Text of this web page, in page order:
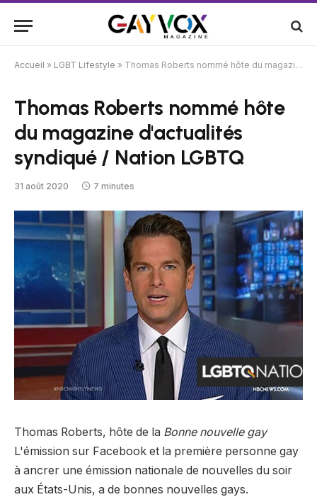
Accueil » LGBT Lifestyle » Thomas Roberts nommé hôte du magazine d'actualités syndiqué / Nation LGBTQ
Thomas Roberts nommé hôte
du magazine d'actualités
syndiqué / Nation LGBTQ
31 août 2020 7 minutes
Thomas Roberts, hôte de la Bonne nouvelle gay
L'émission sur Facebook et la première personne gay
à ancrer une émission nationale de nouvelles du soir
aux États-Unis, a de bonnes nouvelles gays.